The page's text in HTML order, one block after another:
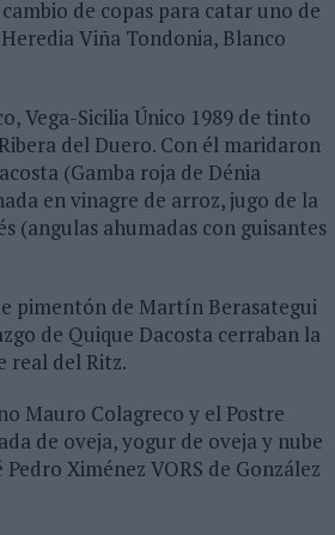
de copas para catar uno de
Viña Tondonia, Blanco
Vega-Sicilia Único 1989 de tinto
del Duero. Con él maridaron
(Gamba roja de Dénia
en vinagre de arroz, jugo de la
(angulas ahumadas con guisantes
pimentón de Martín Berasategui
de Quique Dacosta cerraban la
real del Ritz.
Mauro Colagreco y el Postre
de oveja, yogur de oveja y nube
Ximénez VORS de González